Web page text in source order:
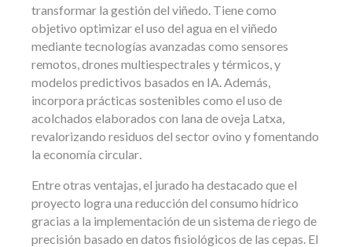
transformar la gestión del viñedo. Tiene como
objetivo optimizar el uso del agua en el viñedo
mediante tecnologías avanzadas como sensores
remotos, drones multiespectrales y térmicos, y
modelos predictivos basados en IA. Además,
incorpora prácticas sostenibles como el uso de
acolchados elaborados con lana de oveja Latxa,
revalorizando residuos del sector ovino y fomentando
la economía circular.
Entre otras ventajas, el jurado ha destacado que el
proyecto logra una reducción del consumo hídrico
gracias a la implementación de un sistema de riego de
precisión basado en datos fisiológicos de las cepas. El